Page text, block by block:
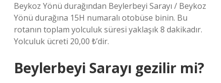
Beykoz Yönü durağından Beylerbeyi Sarayı / Beykoz
Yönü durağına 15H numaralı otobüse binin. Bu
rotanın toplam yolculuk süresi yaklaşık 8 dakikadır.
Yolculuk ücreti 20,00 ₺’dir.
Beylerbeyi Sarayı gezilir mi?